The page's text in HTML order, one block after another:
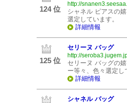
124 位
http://
シャネル ピアスの
選定しています。
詳細情報
125 位
セリーヌ バッグ
http://
セリーヌ バッグの
ー等々、色々選定し
詳細情報
シャネル バッグ